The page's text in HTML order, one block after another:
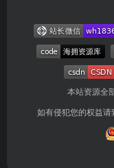
本站资源全
如有侵犯您的权益